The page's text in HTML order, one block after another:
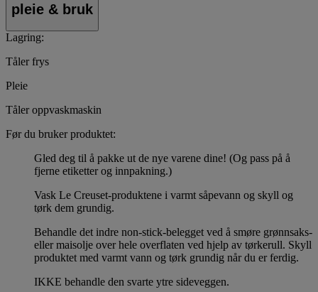
pleie & bruk
Lagring:
Tåler frys
Pleie
Tåler oppvaskmaskin
Før du bruker produktet:
Gled deg til å pakke ut de nye varene dine! (Og pass på å
fjerne etiketter og innpakning.)
Vask Le Creuset-produktene i varmt såpevann og skyll og
tørk dem grundig.
Behandle det indre non-stick-belegget ved å smøre grønnsaks-
eller maisolje over hele overflaten ved hjelp av tørkerull. Skyll
produktet med varmt vann og tørk grundig når du er ferdig.
IKKE behandle den svarte ytre sideveggen.